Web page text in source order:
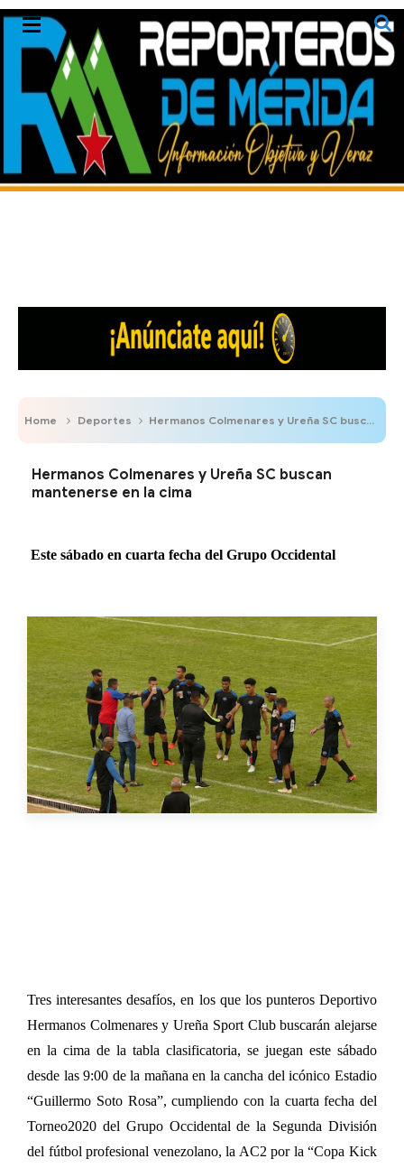
Home Deportes Hermanos Colmenares y Ureña SC buscan mantenerse en la cima
Hermanos Colmenares y Ureña SC buscan
mantenerse en la cima
Este sábado en cuarta fecha del Grupo Occidental
Tres interesantes desafíos, en los que los punteros Deportivo
Hermanos Colmenares y Ureña Sport Club buscarán alejarse
en la cima de la tabla clasificatoria, se juegan este sábado
desde las 9:00 de la mañana en la cancha del icónico Estadio
“Guillermo Soto Rosa”, cumpliendo con la cuarta fecha del
Torneo2020 del Grupo Occidental de la Segunda División
del fútbol profesional venezolano, la AC2 por la “Copa Kick